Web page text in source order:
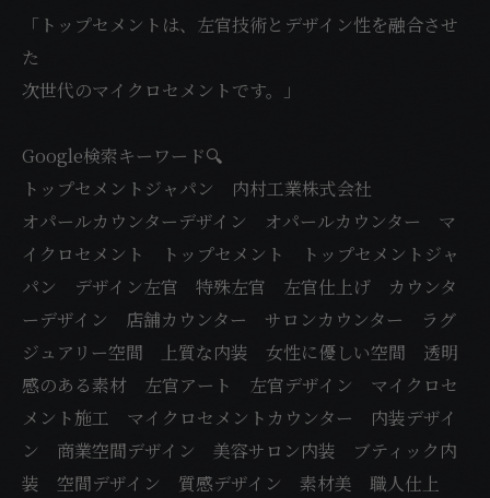
「トップセメントは、左官技術とデザイン性を融合させ
た
次世代のマイクロセメントです。」
Google検索キーワード🔍
トップセメントジャパン 内村工業株式会社
オパールカウンターデザイン オパールカウンター マ
イクロセメント トップセメント トップセメントジャ
パン デザイン左官 特殊左官 左官仕上げ カウンタ
ーデザイン 店舗カウンター サロンカウンター ラグ
ジュアリー空間 上質な内装 女性に優しい空間 透明
感のある素材 左官アート 左官デザイン マイクロセ
メント施工 マイクロセメントカウンター 内装デザイ
ン 商業空間デザイン 美容サロン内装 ブティック内
装 空間デザイン 質感デザイン 素材美 職人仕上